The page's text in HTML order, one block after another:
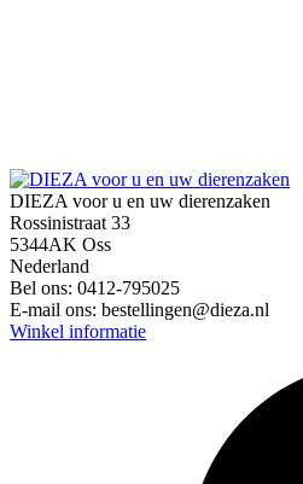
DIEZA voor u en uw dierenzaken
Rossinistraat 33
5344AK Oss
Nederland
Bel ons: 0412-795025
E-mail ons: bestellingen@dieza.nl
Winkel informatie